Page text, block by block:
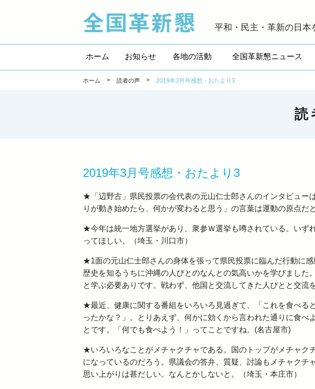
平和・民主・革新の日本
ホーム お知らせ 各地の活動 全国革新懇ニュース
ホーム > 読者の声 > 2019年3月号感想・おたより3
読
2019年3月号感想・おたより3
★「辺野古」県民投票の会代表の元山仁士郎さんのインタビュー
りが動き始めたら、何かが変わると思う」の言葉は運動の原点だ
★今年は統一地方選挙があり、衆参Ｗ選挙も噂されている。いず
ってほしい。（埼玉・川口市）
★1面の元山仁士郎さんの身体を張って県民投票に臨んだ行動に
歴史を知るうちに沖縄の人びとのなんとの気高いかを学びました
と学ぶ必要ありです。戦わず、他国と交流してきた人びとと交流
★最近、健康に関する番組をいろいろ見過ぎて、「これを食べる
ったかな？」。とりあえず、何かに効くから言われた通りに食べ
とです。「何でも食べよう！」ってことですね。(名古屋市)
★いろいろなことがメチャクチャである。国のトップがメチャク
になっているのだろう。県議会の答弁、質疑、討論もメチャクチ
思い上がりは甚だしい。なんとかしないと。（埼玉・本庄市）